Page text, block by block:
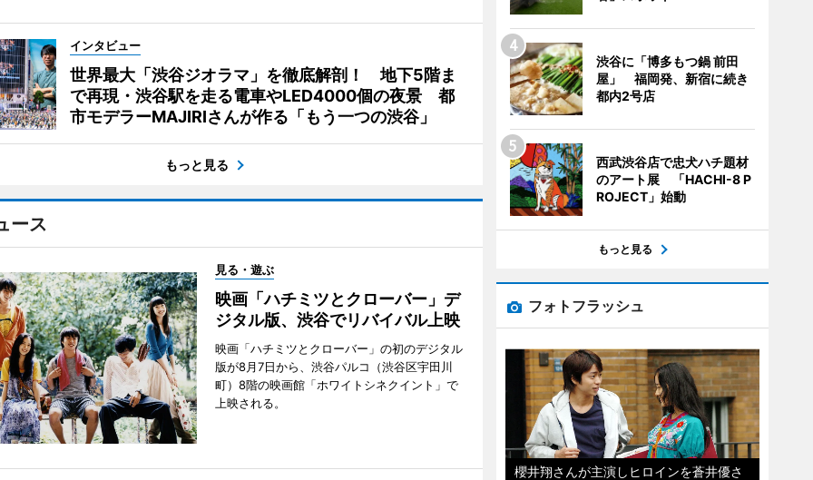
インタビュー
世界最大「渋谷ジオラマ」を徹底解剖！ 地下5階ま
で再現・渋谷駅を走る電車やLED4000個の夜景 都
市モデラーMAJIRIさんが作る「もう一つの渋谷」
もっと見る
ース
見る・遊ぶ
映画「ハチミツとクローバー」デ
ジタル版、渋谷でリバイバル上映
映画「ハチミツとクローバー」の初のデジタル
版が8月7日から、渋谷パルコ（渋谷区宇田川
町）8階の映画館「ホワイトシネクイント」で
上映される。
渋谷に「博多もつ鍋 前田
屋」 福岡発、新宿に続き
都内2号店
西武渋谷店で忠犬ハチ題材
のアート展 「HACHI-8 P
ROJECT」始動
もっと見る
フォトフラッシュ
櫻井翔さんが主演しヒロインを蒼井優さ